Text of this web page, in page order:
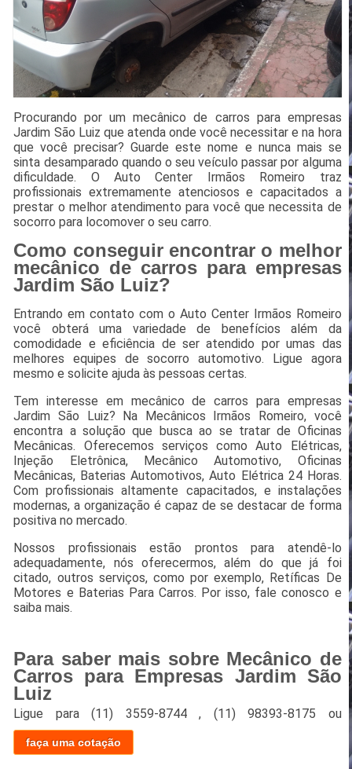
Procurando por um mecânico de carros para empresas
Jardim São Luiz que atenda onde você necessitar e na hora
que você precisar? Guarde este nome e nunca mais se
sinta desamparado quando o seu veículo passar por alguma
dificuldade. O Auto Center Irmãos Romeiro traz
profissionais extremamente atenciosos e capacitados a
prestar o melhor atendimento para você que necessita de
socorro para locomover o seu carro.
Como conseguir encontrar o melhor
mecânico de carros para empresas
Jardim São Luiz?
Entrando em contato com o Auto Center Irmãos Romeiro
você obterá uma variedade de benefícios além da
comodidade e eficiência de ser atendido por umas das
melhores equipes de socorro automotivo. Ligue agora
mesmo e solicite ajuda às pessoas certas.
Tem interesse em mecânico de carros para empresas
Jardim São Luiz? Na Mecânicos Irmãos Romeiro, você
encontra a solução que busca ao se tratar de Oficinas
Mecânicas. Oferecemos serviços como Auto Elétricas,
Injeção Eletrônica, Mecânico Automotivo, Oficinas
Mecânicas, Baterias Automotivos, Auto Elétrica 24 Horas.
Com profissionais altamente capacitados, e instalações
modernas, a organização é capaz de se destacar de forma
positiva no mercado.
Nossos profissionais estão prontos para atendê-lo
adequadamente, nós oferecermos, além do que já foi
citado, outros serviços, como por exemplo, Retíficas De
Motores e Baterias Para Carros. Por isso, fale conosco e
saiba mais.
Para saber mais sobre Mecânico de
Carros para Empresas Jardim São
Luiz
Ligue para(11) 3559-8744 , (11) 98393-8175 ou
faça uma cotação